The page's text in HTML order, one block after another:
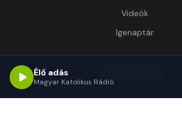
Videók
Igenaptár
Élő adás
Magyar Katolikus Rádió